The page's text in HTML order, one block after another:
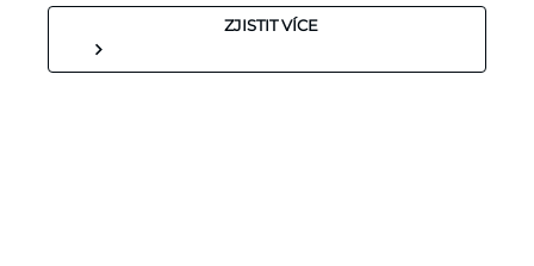
ZJISTIT VÍCE